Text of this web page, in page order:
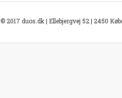
© 2017 duos.dk | Ellebjergvej 52 | 2450